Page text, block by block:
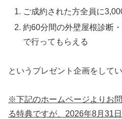
ご成約された方全員に
約60分間の外壁屋根診断
で行ってもらえる
というプレゼント企画をしてい
※下記のホームページよりお
る特典ですが、2026年8月31